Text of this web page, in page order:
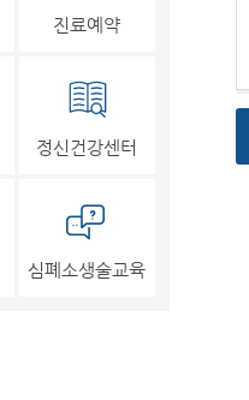
진료예약
정신건강센터
심폐소생술교육